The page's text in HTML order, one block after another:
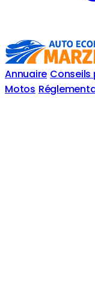
Annuaire Conseils
Motos